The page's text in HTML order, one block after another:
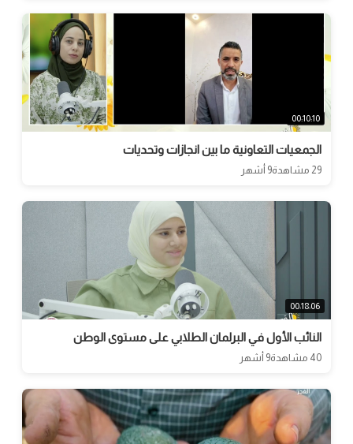
00:10:10
الجمعيات التعاونية ما بين انجازات وتحديات
29 مشاهدة 9 أشهر
00:18:06
النائب الأول في البرلمان الطلابي على مستوى الوطن
40 مشاهدة 9 أشهر